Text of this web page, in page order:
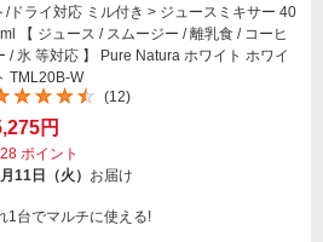
/ドライ対応 ミル付き > ジュースミキサー 40
【 ジュース / スムージー / 離乳食 / コーヒ
/ 氷 等対応 】 Pure Natura ホワイト ホワイ
TML20B-W
(12)
円
ポイント
11日（火） お届け
1台でマルチに使える!